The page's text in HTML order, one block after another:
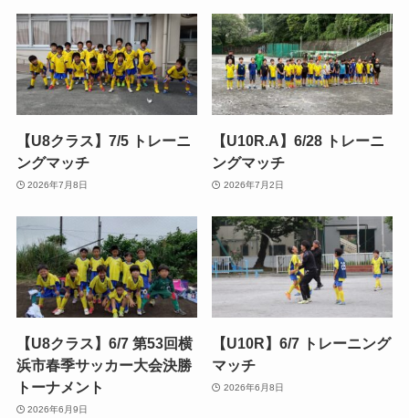
【U8クラス】7/5 トレーニ
ングマッチ
2026年7月8日
【U10R.A】6/28 トレーニ
ングマッチ
2026年7月2日
【U8クラス】6/7 第53回横
浜市春季サッカー大会決勝
トーナメント
2026年6月9日
【U10R】6/7 トレーニング
マッチ
2026年6月8日